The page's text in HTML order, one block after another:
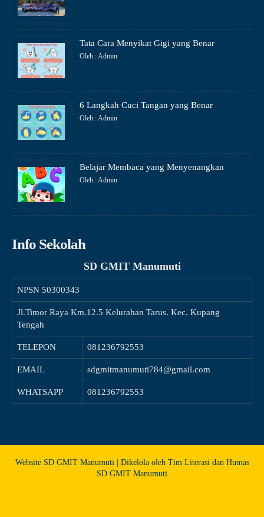
Tata Cara Menyikat Gigi yang Benar
Oleh : Admin
6 Langkah Cuci Tangan yang Benar
Oleh : Admin
Belajar Membaca yang Menyenangkan
Oleh : Admin
Info Sekolah
SD GMIT Manumuti
NPSN 50300343
Jl.Timor Raya Km.12.5 Kelurahan Tarus. Kec. Kupang
Tengah
TELEPON 081236792553
EMAIL sdgmitmanumuti784@gmail.com
WHATSAPP 081236792553
Website SD GMIT Manumuti | Dikelola oleh Tim Literasi dan Humas
SD GMIT Manumuti